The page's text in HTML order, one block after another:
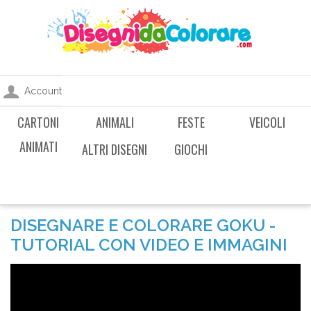
Account
CARTONI
ANIMATI
ANIMALI FESTE
VEICOLI
ALTRI DISEGNI
GIOCHI
DISEGNARE E COLORARE GOKU -
TUTORIAL CON VIDEO E IMMAGINI